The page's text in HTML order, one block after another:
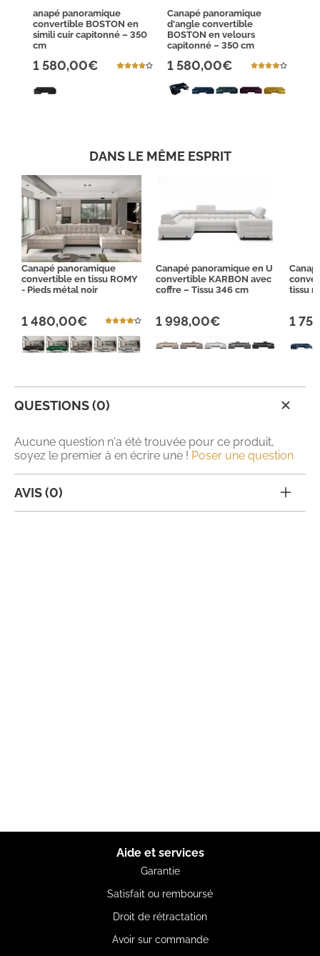
anapé panoramique
convertible BOSTON en
simili cuir capitonné – 350
cm
1 580,00€
Canapé panoramique
d'angle convertible
BOSTON en velours
capitonné – 350 cm
1 580,00€
DANS LE MÊME ESPRIT
Canapé panoramique
convertible en tissu ROMY
- Pieds métal noir
1 480,00€
Canapé panoramique en U
convertible KARBON avec
coffre – Tissu 346 cm
1 998,00€
tissu
1
QUESTIONS (0)
Aucune question n'a été trouvée pour ce produit,
soyez le premier à en écrire une ! Poser une question
AVIS (0)
Aide et services
Garantie
Satisfait ou remboursé
Droit de rétractation
Avoir sur commande